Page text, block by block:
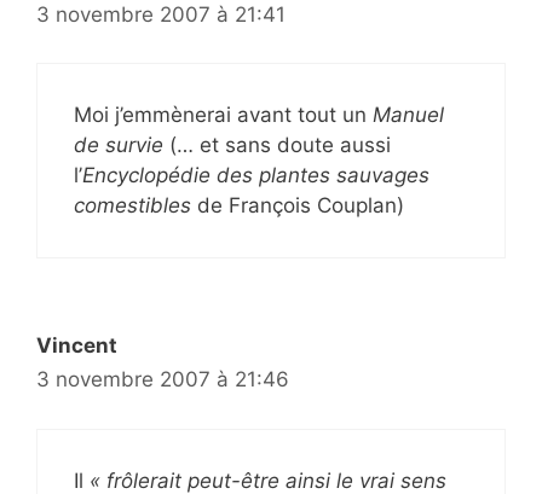
3 novembre 2007 à 21:41
Moi j’emmènerai avant tout un Manuel
de survie (… et sans doute aussi
l’Encyclopédie des plantes sauvages
comestibles de François Couplan)
Vincent
3 novembre 2007 à 21:46
Il « frôlerait peut-être ainsi le vrai sens